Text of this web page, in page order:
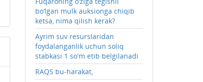
bo‘lgan mulk auksionga chiqib
ketsa, nima qilish kerak?
Ayrim suv resurslaridan
foydalanganlik uchun soliq
stabkasi 1 so'm etib belgilanadi
RAQS bu-harakat,